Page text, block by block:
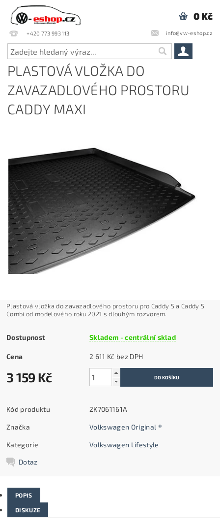
+420 773 993 113 info@vw-eshop.cz
0 Kč
PLASTOVÁ VLOŽKA DO
ZAVAZADLOVÉHO PROSTORU
CADDY MAXI
Plastová vložka do zavazadlového prostoru pro Caddy 5 a Caddy 5
Combi od modelového roku 2021 s dlouhým rozvorem.
Dostupnost Skladem - centrální sklad
Cena 2 611 Kč bez DPH
3 159 Kč
Kód produktu 2K7061161A
Značka Volkswagen Original ®
Kategorie Volkswagen Lifestyle
Dotaz
POPIS
DISKUZE